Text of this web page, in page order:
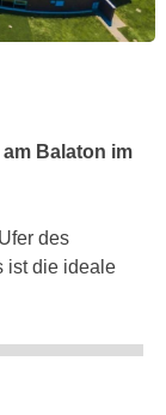
Balaton im
des
ist die ideale